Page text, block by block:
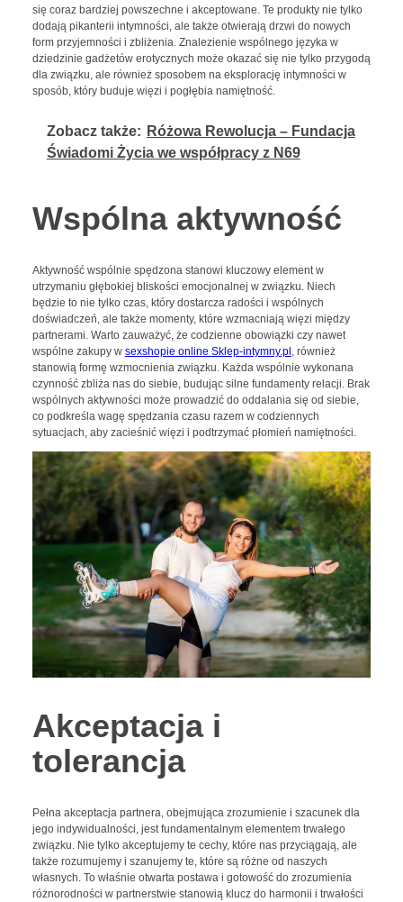
się coraz bardziej powszechne i akceptowane. Te produkty nie tylko
dodają pikanterii intymności, ale także otwierają drzwi do nowych
form przyjemności i zbliżenia. Znalezienie wspólnego języka w
dziedzinie gadżetów erotycznych może okazać się nie tylko przygodą
dla związku, ale również sposobem na eksplorację intymności w
sposób, który buduje więzi i pogłębia namiętność.
Zobacz także: Różowa Rewolucja – Fundacja
Świadomi Życia we współpracy z N69
Wspólna aktywność
Aktywność wspólnie spędzona stanowi kluczowy element w
utrzymaniu głębokiej bliskości emocjonalnej w związku. Niech
będzie to nie tylko czas, który dostarcza radości i wspólnych
doświadczeń, ale także momenty, które wzmacniają więzi między
partnerami. Warto zauważyć, że codzienne obowiązki czy nawet
wspólne zakupy w sexshopie online Sklep-intymny.pl , również
stanowią formę wzmocnienia związku. Każda wspólnie wykonana
czynność zbliża nas do siebie, budując silne fundamenty relacji. Brak
wspólnych aktywności może prowadzić do oddalania się od siebie,
co podkreśla wagę spędzania czasu razem w codziennych
sytuacjach, aby zacieśnić więzi i podtrzymać płomień namiętności.
Akceptacja i
tolerancja
Pełna akceptacja partnera, obejmująca zrozumienie i szacunek dla
jego indywidualności, jest fundamentalnym elementem trwałego
związku. Nie tylko akceptujemy te cechy, które nas przyciągają, ale
także rozumujemy i szanujemy te, które są różne od naszych
własnych. To właśnie otwarta postawa i gotowość do zrozumienia
różnorodności w partnerstwie stanowią klucz do harmonii i trwałości